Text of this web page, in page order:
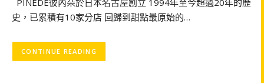
史，已累積有10家分店 回歸到甜點最原始的…
CONTINUE READING